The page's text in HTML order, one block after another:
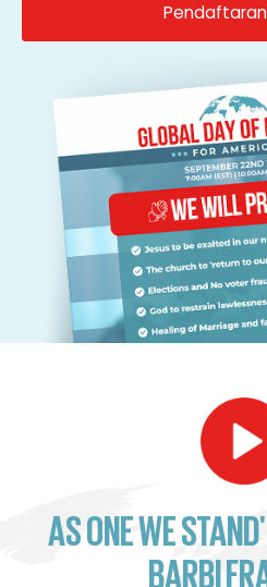
Pendaftaran
AS ONE WE
BARBI